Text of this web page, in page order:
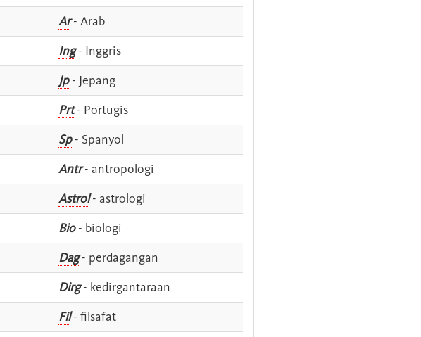
Ar- Arab
Ing- Inggris
Jp- Jepang
Prt- Portugis
Sp- Spanyol
Antr- antropologi
Astrol- astrologi
Bio- biologi
Dag- perdagangan
Dirg- kedirgantaraan
Fil- filsafat